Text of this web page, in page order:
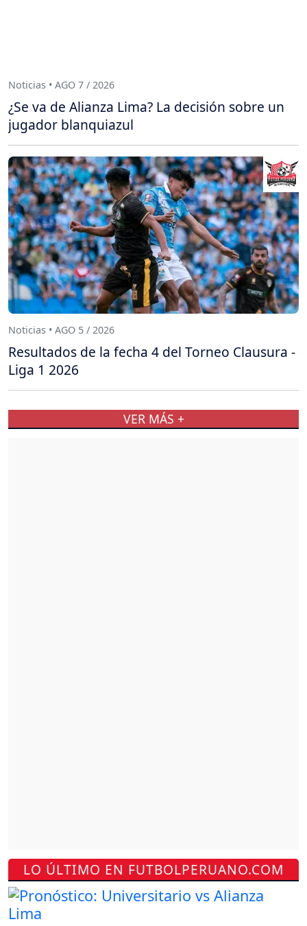
LO ÚLTIMO EN FUTBOLPERUANO.COM
Noticias • AGO 7 / 2026
¿Se va de Alianza Lima? La decisión sobre un
jugador blanquiazul
Noticias • AGO 5 / 2026
Resultados de la fecha 4 del Torneo Clausura -
Liga 1 2026
VER MÁS +